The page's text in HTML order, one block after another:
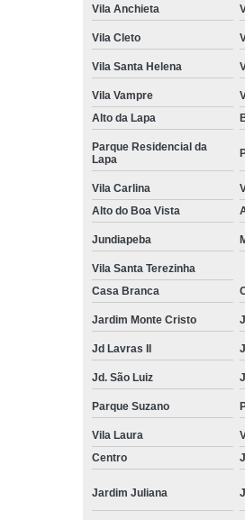
Vila Anchieta
Vila Cleto
Vila Santa Helena
Vila Vampre
Alto da Lapa
Parque Residencial da
Lapa
Vila Carlina
Alto do Boa Vista
Jundiapeba
Vila Santa Terezinha
Casa Branca
Jardim Monte Cristo
Jd Lavras II
Jd. São Luiz
Parque Suzano
Vila Laura
Centro
Jardim Juliana